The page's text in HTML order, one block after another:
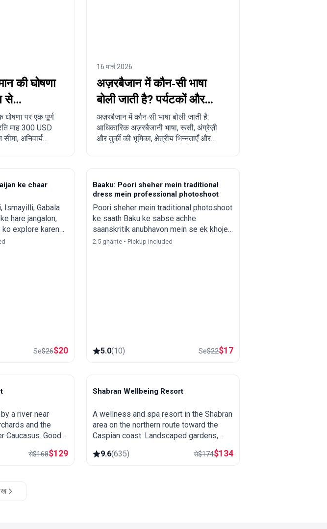
की घोषणा
से
कैसे
पर एक पूर्ण
माह 300 USD
अनिवार्य
16 मार्च 2026
अज़रबैजान में कौन‑सी भाषा
बोली जाती है? पर्यटकों और
रिलोकेशन करने वालों के लिए
पूरा गाइड
अज़रबैजान में कौन‑सी भाषा बोली जाती है:
आधिकारिक अज़रबैजानी भाषा, रूसी, अंग्रेज़ी
और तुर्की की भूमिका, क्षेत्रीय भिन्नताएँ और
ke chaar
Ismayilli, Gabala
hare jangalon,
ko explore karen
itihaas khojen!
Se$26$20
Baaku: Poori sheher mein traditional
dress mein professional photoshoot
Poori sheher mein traditional photoshoot
ke saath Baku ke sabse achhe
saanskritik anubhavon mein se ek khojen.
Asli Azerbaijani poshak pehnen aur
2.5 ghante • Pickup included
5.0(10) Se$22$17
a river near
and the
Caucasus. Good
village of
से$168$129
Shabran
Shabran Wellbeing Resort
A wellness and spa resort in the Shabran
area on the northern route toward the
Caspian coast. Landscaped gardens,
thermal and spa treatments and a quiet
setting away from the city.
9.6(635) से$174$134